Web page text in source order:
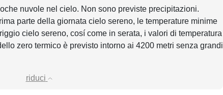
nuvole nel cielo. Non sono previste precipitazioni.
parte della giornata cielo sereno, le temperature minime
cielo sereno, cosí come in serata, i valori di temperatura
zero termico è previsto intorno ai 4200 metri senza grandi
riduci